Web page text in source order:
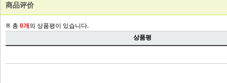
商品评价